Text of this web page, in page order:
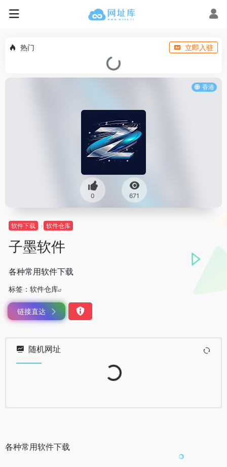
热门 立即入驻
香港
0 671
软件下载 软件仓库
子墨软件
各种常用软件下载
标签： 软件仓库
链接直达
随机网址
Loading...
各种常用软件下载